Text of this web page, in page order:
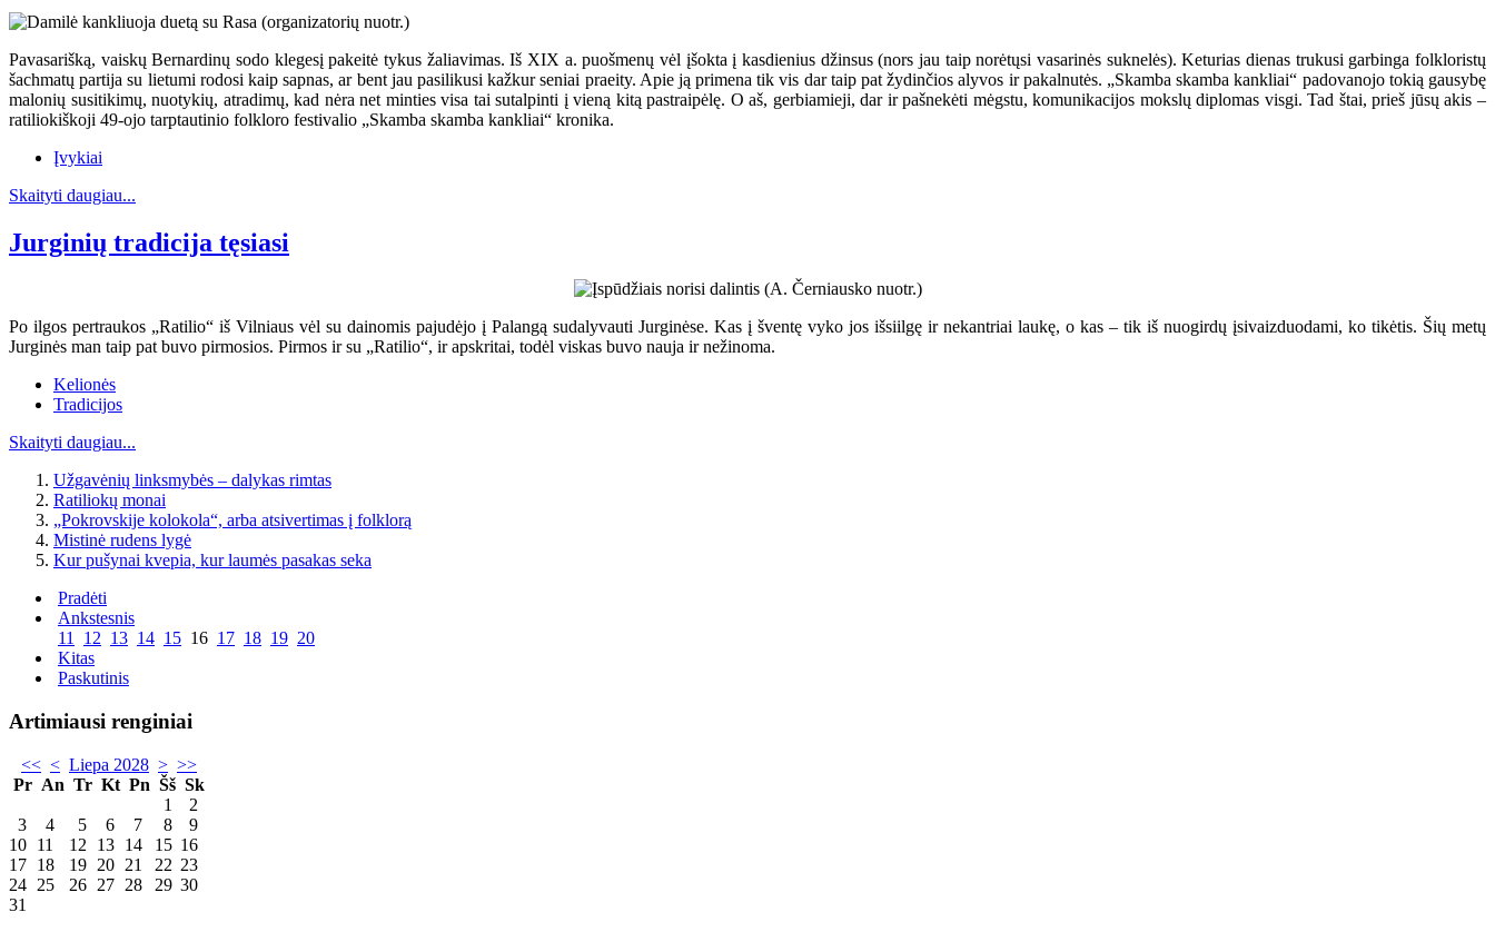
Pavasarišką, vaiskų Bernardinų sodo klegesį pakeitė tykus žaliavimas. Iš XIX a. puošmenų vėl įšokta į kasdienius džinsus (nors jau taip norėtųsi vasarinės suknelės). Keturias dienas trukusi garbinga folkloristų
šachmatų partija su lietumi rodosi kaip sapnas, ar bent jau pasilikusi kažkur seniai praeity. Apie ją primena tik vis dar taip pat žydinčios alyvos ir pakalnutės. „Skamba skamba kankliai“ padovanojo tokią gausybę
malonių susitikimų, nuotykių, atradimų, kad nėra net minties visa tai sutalpinti į vieną kitą pastraipėlę. O aš, gerbiamieji, dar ir pašnekėti mėgstu, komunikacijos mokslų diplomas visgi. Tad štai, prieš jūsų akis –
ratiliokiškoji 49-ojo tarptautinio folkloro festivalio „Skamba skamba kankliai“ kronika.
Įvykiai
Skaityti daugiau...
Jurginių tradicija tęsiasi
Po ilgos pertraukos „Ratilio“ iš Vilniaus vėl su dainomis pajudėjo į Palangą sudalyvauti Jurginėse. Kas į šventę vyko jos išsiilgę ir nekantriai laukę, o kas – tik iš nuogirdų įsivaizduodami, ko tikėtis. Šių metų
Jurginės man taip pat buvo pirmosios. Pirmos ir su „Ratilio“, ir apskritai, todėl viskas buvo nauja ir nežinoma.
Kelionės
Tradicijos
Skaityti daugiau...
Užgavėnių linksmybės – dalykas rimtas
Ratiliokų monai
„Pokrovskije kolokola“, arba atsivertimas į folklorą
Mistinė rudens lygė
Kur pušynai kvepia, kur laumės pasakas seka
Pradėti
Ankstesnis
11 12 13 14 15 16 17 18 19 20
Kitas
Paskutinis
Artimiausi renginiai
<< < Liepa 2028 > >>
Pr An Tr Kt Pn Šš Sk
1
2
3
4 5 6 7 8
9
10 11 12 13 14 15 16
17 18 19 20 21 22 23
24 25 26 27 28 29 30
31